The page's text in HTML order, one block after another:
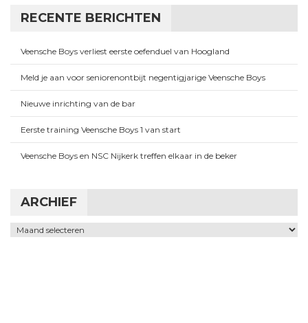
RECENTE BERICHTEN
Veensche Boys verliest eerste oefenduel van Hoogland
Meld je aan voor seniorenontbijt negentigjarige Veensche Boys
Nieuwe inrichting van de bar
Eerste training Veensche Boys 1 van start
Veensche Boys en NSC Nijkerk treffen elkaar in de beker
ARCHIEF
Archief